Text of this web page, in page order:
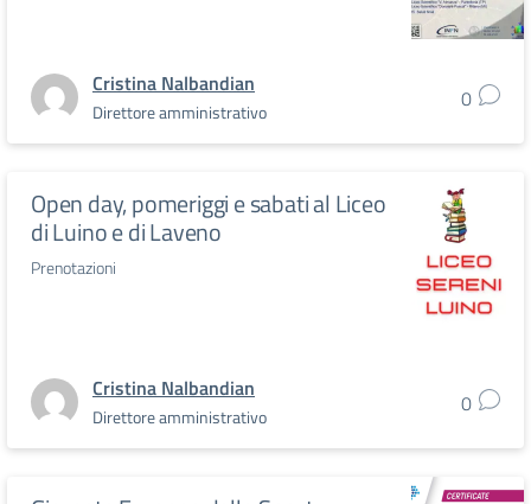
Cristina Nalbandian
Direttore amministrativo 0
Open day, pomeriggi e sabati al Liceo
di Luino e di Laveno
Prenotazioni
Cristina Nalbandian
Direttore amministrativo 0